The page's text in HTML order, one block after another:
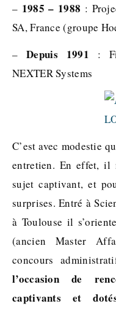
– 1985 – 1988 :
SA, France (groupe
–Depuis 1991 :
NEXTER Systems
C’est avec modestie
entretien. En effet, il
sujet captivant, et
surprises. Entré à
à Toulouse il
(ancien Master
concours
l’occasion de
captivants et